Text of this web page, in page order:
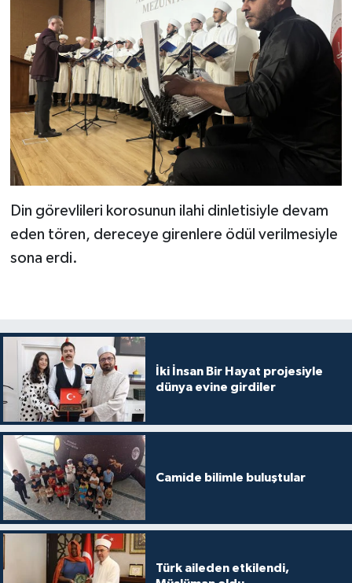
Din görevlileri korosunun ilahi dinletisiyle devam
eden tören, dereceye girenlere ödül verilmesiyle
sona erdi.
İki İnsan Bir Hayat projesiyle
dünya evine girdiler
Camide bilimle buluştular
Türk aileden etkilendi,
Kayseri Müftülüğü
Kilis Müftülüğü
Kırıkkale Müftülüğü
Kırklareli Müftülüğü
Kırşehir Müftülüğü
Kocaeli Müftülüğü
Konya Müftülüğü
Malatya Müftülüğü
Manisa Müftülüğü
Mardin Müftülüğü
Mersin Müftülüğü
Muğla Müftülüğü
Muş Müftülüğü